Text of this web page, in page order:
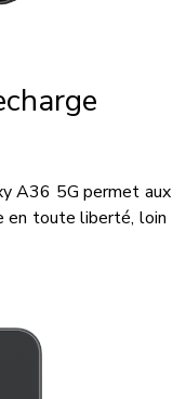
A36 5G permet aux
en toute liberté, loin